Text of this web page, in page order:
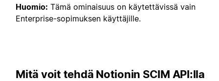
Huomio: Tämä ominaisuus on käytettävissä vain
Enterprise-sopimuksen käyttäjille.
Mitä voit tehdä Notionin SCIM API:lla